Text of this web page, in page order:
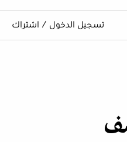
تسجيل الدخول / اشتراك